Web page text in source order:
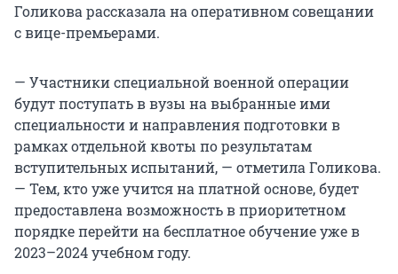
Голикова рассказала на оперативном совещании
с вице-премьерами.
— Участники специальной военной операции
будут поступать в вузы на выбранные ими
специальности и направления подготовки в
рамках отдельной квоты по результатам
вступительных испытаний, — отметила Голикова.
— Тем, кто уже учится на платной основе, будет
предоставлена возможность в приоритетном
порядке перейти на бесплатное обучение уже в
2023–2024 учебном году.